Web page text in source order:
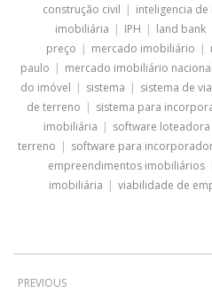
construção civil | inteligencia
imobiliária | IPH | land bank
preço | mercado imobiliário |
paulo | mercado imobiliário nacional
do imóvel | sistema | sistema de
de terreno | sistema para
imobiliária | software loteadora
terreno | software para
empreendimentos imobiliários
imobiliária | viabilidade de
PREVIOUS